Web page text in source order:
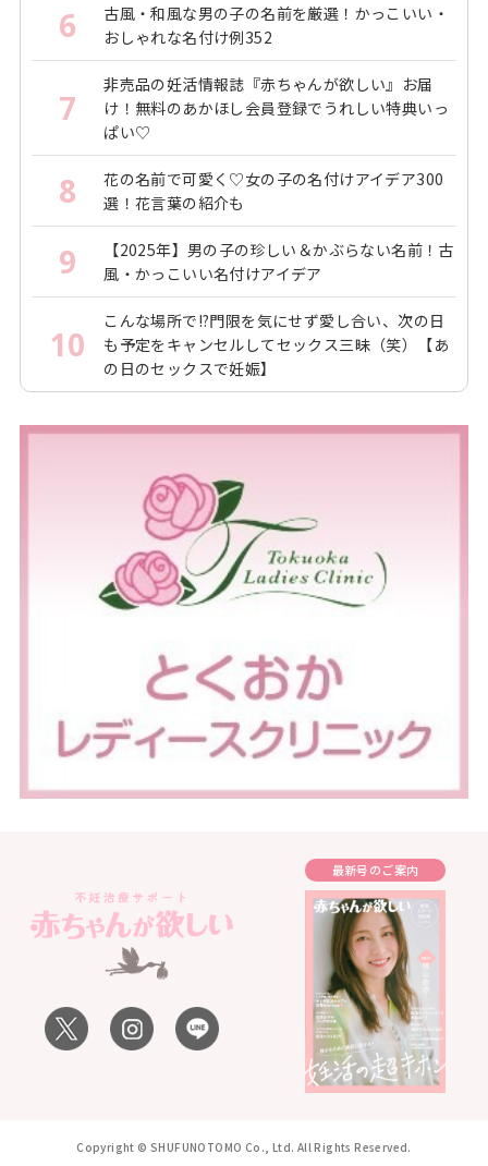
6
古風・和風な男の子の名前を厳選！かっこいい・
おしゃれな名付け例352
7
非売品の妊活情報誌『赤ちゃんが欲しい』お届
け！無料のあかほし会員登録でうれしい特典いっ
ぱい♡
8
花の名前で可愛く♡女の子の名付けアイデア300
選！花言葉の紹介も
9
【2025年】男の子の珍しい＆かぶらない名前！古
風・かっこいい名付けアイデア
10
こんな場所で!?門限を気にせず愛し合い、次の日
も予定をキャンセルしてセックス三昧（笑）【あ
の日のセックスで妊娠】
最新号のご案内
Copyright © SHUFUNOTOMO Co., Ltd. All Rights Reserved.